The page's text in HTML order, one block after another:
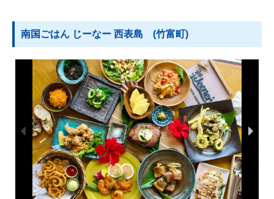
南国ごはん じーなー 西表島 (竹富町)